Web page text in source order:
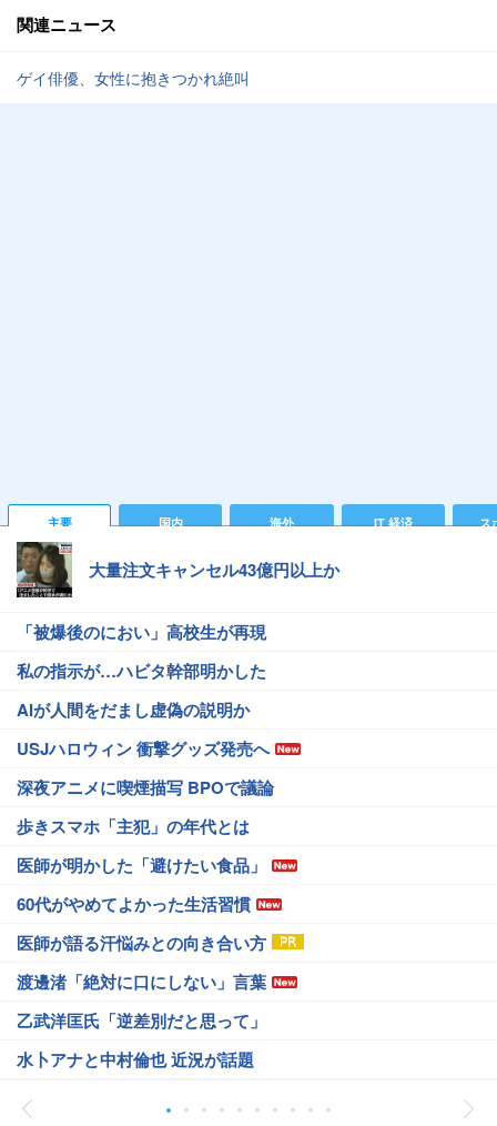
関連ニュース
ゲイ俳優、女性に抱きつかれ絶叫
主要 国内 海外 IT 経済 ス
大量注文キャンセル43億円以上か
「被爆後のにおい」高校生が再現
私の指示が…ハビタ幹部明かした
AIが人間をだまし虚偽の説明か
USJハロウィン 衝撃グッズ発売へ
深夜アニメに喫煙描写 BPOで議論
歩きスマホ「主犯」の年代とは
医師が明かした「避けたい食品」
60代がやめてよかった生活習慣
医師が語る汗悩みとの向き合い方
渡邊渚「絶対に口にしない」言葉
乙武洋匡氏「逆差別だと思って」
水卜アナと中村倫也 近況が話題